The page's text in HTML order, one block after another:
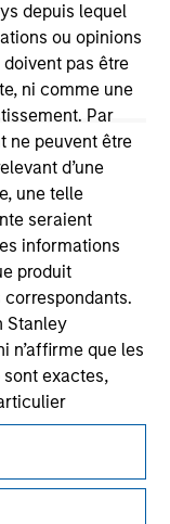
depuis lequel
ou opinions
pas être
ni comme une
Par
ne peuvent être
d’une
une telle
seraient
informations
produit
correspondants.
Stanley
n’affirme que les
exactes,
de l'un des
des
procédure, car
aux produits
Management.